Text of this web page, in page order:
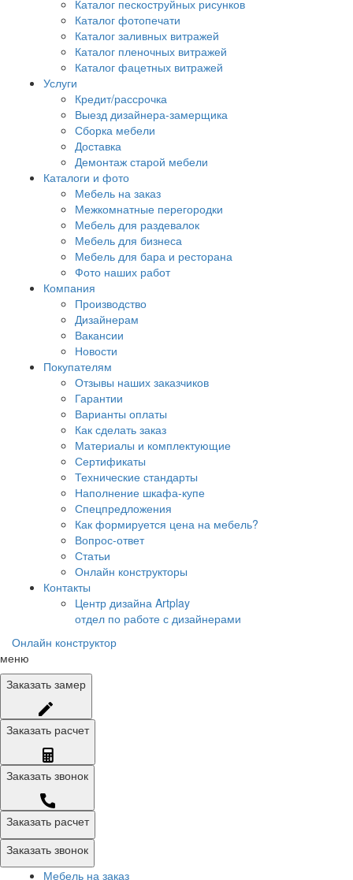
Каталог пескоструйных рисунков
Каталог фотопечати
Каталог заливных витражей
Каталог пленочных витражей
Каталог фацетных витражей
Услуги
Кредит/рассрочка
Выезд дизайнера-замерщика
Сборка мебели
Доставка
Демонтаж старой мебели
Каталоги и фото
Мебель на заказ
Межкомнатные перегородки
Мебель для раздевалок
Мебель для бизнеса
Мебель для бара и ресторана
Фото наших работ
Компания
Производство
Дизайнерам
Вакансии
Новости
Покупателям
Отзывы наших заказчиков
Гарантии
Варианты оплаты
Как сделать заказ
Материалы и комплектующие
Сертификаты
Технические стандарты
Наполнение шкафа-купе
Спецпредложения
Как формируется цена на мебель?
Вопрос-ответ
Статьи
Онлайн конструкторы
Контакты
Центр дизайна Artplay
отдел по работе с дизайнерами
Онлайн конструктор
меню
Заказать замер
Заказать расчет
Заказать звонок
Заказать расчет
Заказать звонок
Мебель на заказ